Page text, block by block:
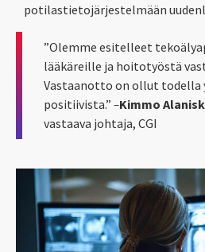
potilastietojärjestelmään
”Olemme esitelleet
lääkäreille ja hoitotyöstä
Vastaanotto on ollut todella
positiivista.” –Kimmo
vastaava johtaja, CGI